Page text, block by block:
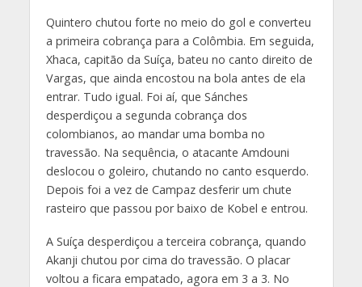
Quintero chutou forte no meio do gol e converteu
a primeira cobrança para a Colômbia. Em seguida,
Xhaca, capitão da Suíça, bateu no canto direito de
Vargas, que ainda encostou na bola antes de ela
entrar. Tudo igual. Foi aí, que Sánches
desperdiçou a segunda cobrança dos
colombianos, ao mandar uma bomba no
travessão. Na sequência, o atacante Amdouni
deslocou o goleiro, chutando no canto esquerdo.
Depois foi a vez de Campaz desferir um chute
rasteiro que passou por baixo de Kobel e entrou.
A Suíça desperdiçou a terceira cobrança, quando
Akanji chutou por cima do travessão. O placar
voltou a ficara empatado, agora em 3 a 3. No